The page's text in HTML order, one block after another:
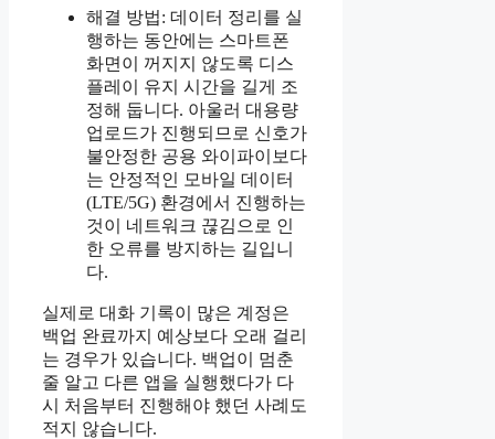
해결 방법: 데이터 정리를 실
행하는 동안에는 스마트폰
화면이 꺼지지 않도록 디스
플레이 유지 시간을 길게 조
정해 둡니다. 아울러 대용량
업로드가 진행되므로 신호가
불안정한 공용 와이파이보다
는 안정적인 모바일 데이터
(LTE/5G) 환경에서 진행하는
것이 네트워크 끊김으로 인
한 오류를 방지하는 길입니
다.
실제로 대화 기록이 많은 계정은
백업 완료까지 예상보다 오래 걸리
는 경우가 있습니다. 백업이 멈춘
줄 알고 다른 앱을 실행했다가 다
시 처음부터 진행해야 했던 사례도
적지 않습니다.